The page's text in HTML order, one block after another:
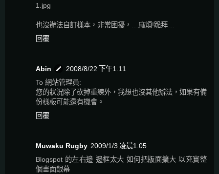
1.jpg
也沒辦法自訂樣本，非常困擾，…麻煩!跪拜…
回覆
Abin
2008/8/22 下午1:11
To 網站管理員:
您的狀況除了砍掉重練外，我想也沒其他辦法，如果有備
份樣板可能還有機會。
回覆
Muwaku Rugby 2009/1/3 凌晨1:05
Blogspot 的左右邊 邊框太大 如何把版面擴大 以充實整
個畫面銀幕